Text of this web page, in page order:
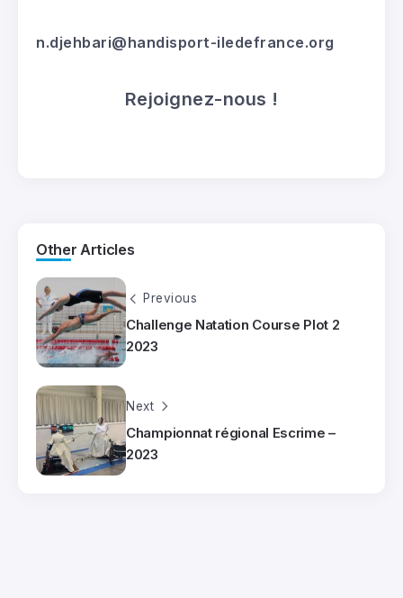
n.djehbari@handisport-iledefrance.org
Rejoignez-nous !
Other Articles
Previous
Challenge Natation Course Plot 2
2023
Next
Championnat régional Escrime –
2023